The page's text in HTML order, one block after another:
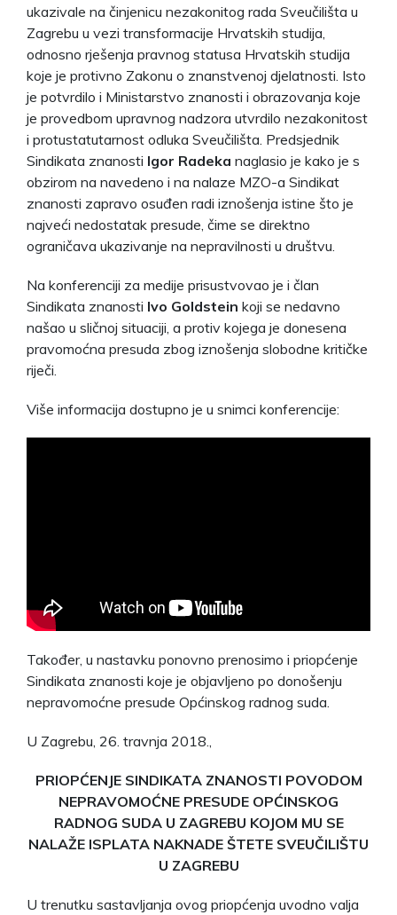
ukazivale na činjenicu nezakonitog rada Sveučilišta u
Zagrebu u vezi transformacije Hrvatskih studija,
odnosno rješenja pravnog statusa Hrvatskih studija
koje je protivno Zakonu o znanstvenoj djelatnosti. Isto
je potvrdilo i Ministarstvo znanosti i obrazovanja koje
je provedbom upravnog nadzora utvrdilo nezakonitost
i protustatutarnost odluka Sveučilišta. Predsjednik
Sindikata znanosti Igor Radeka naglasio je kako je s
obzirom na navedeno i na nalaze MZO-a Sindikat
znanosti zapravo osuđen radi iznošenja istine što je
najveći nedostatak presude, čime se direktno
ograničava ukazivanje na nepravilnosti u društvu.
Na konferenciji za medije prisustvovao je i član
Sindikata znanosti Ivo Goldstein koji se nedavno
našao u sličnoj situaciji, a protiv kojega je donesena
pravomoćna presuda zbog iznošenja slobodne kritičke
riječi.
Više informacija dostupno je u snimci konferencije:
Također, u nastavku ponovno prenosimo i priopćenje
Sindikata znanosti koje je objavljeno po donošenju
nepravomoćne presude Općinskog radnog suda.
U Zagrebu, 26. travnja 2018.,
PRIOPĆENJE SINDIKATA ZNANOSTI POVODOM
NEPRAVOMOĆNE PRESUDE OPĆINSKOG
RADNOG SUDA U ZAGREBU KOJOM MU SE
NALAŽE ISPLATA NAKNADE ŠTETE SVEUČILIŠTU
U ZAGREBU
U trenutku sastavljanja ovog priopćenja uvodno valja